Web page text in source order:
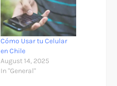
Cómo Usar tu Celular
en Chile
August 14, 2025
In "General"